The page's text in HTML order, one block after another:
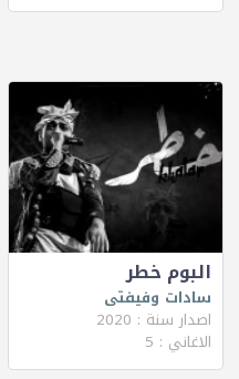
البوم خطر
سادات وفيفتى
اصدار سنة : 2020
الاغاني : 5